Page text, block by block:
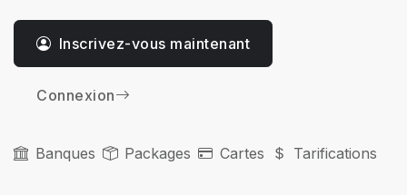
Inscrivez-vous maintenant
Connexion
Banques Packages Cartes Tarifications